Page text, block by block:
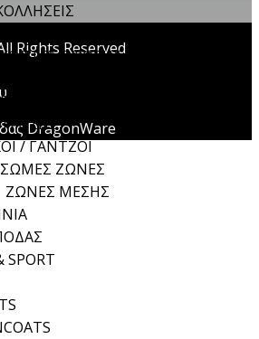
ΠΤΩΣΗΣ
ΕΝΕΡΓΕΙΑΣ
/ ΓΑΝΤΖΟΙ
ΖΩΝΕΣ
ΖΩΝΕΣ ΜΕΣΗΣ
SPORT
Rights Reserved
DragonWare